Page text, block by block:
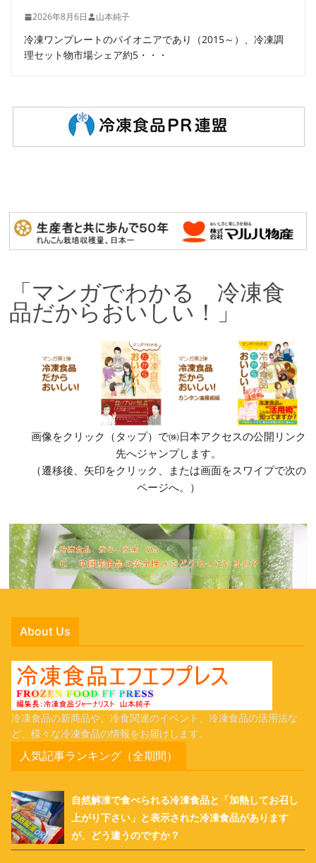
2026年8月6日 山本純子
冷凍ワンプレートのパイオニアであり（2015～）、冷凍調
理セット物市場シェア約5・・・
「マンガでわかる 冷凍食
品だからおいしい！」
画像をクリック（タップ）で㈱日本アクセスの公開リンク
先へジャンプします。
（遷移後、矢印をクリック、または画面をスワイプで次の
ページへ。）
About Us
冷凍食品の新商品や、冷食関連のイベント、冷凍食品の活用法な
ど、様々な冷凍食品の情報をお届けします。
人気記事ランキング（全期間）
自然解凍で食べられる冷凍食品と「加熱してお召し
上がり下さい」と表示された冷凍食品があります
が、どう違うのですか？